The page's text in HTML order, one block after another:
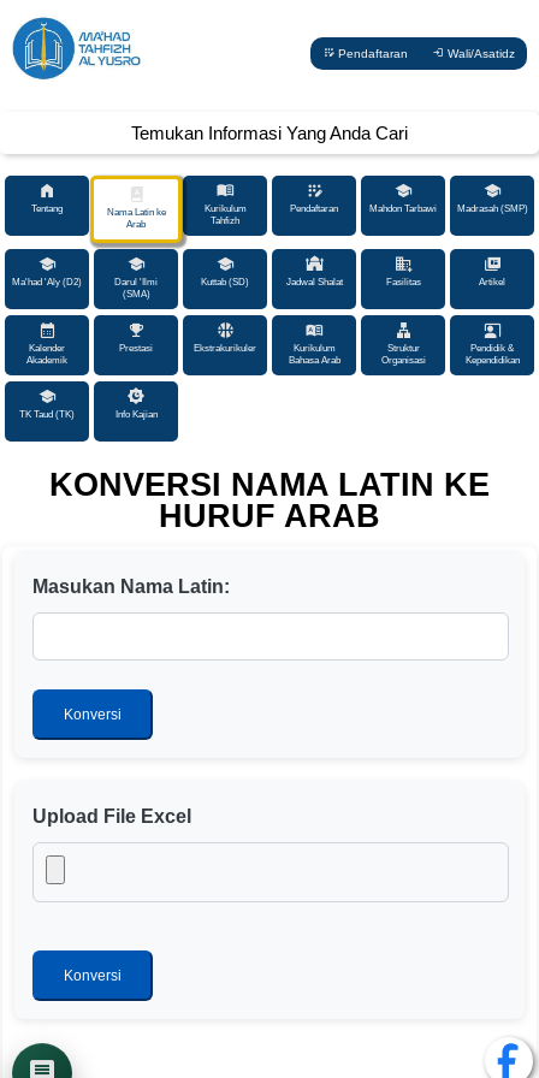
Pendaftaran Wali/Asatidz
Temukan Informasi Yang Anda Cari
Tentang
Nama Latin ke
Arab
Kurikulum
Tahfizh
Pendaftaran Mahdon Tarbawi Madrasah (SMP)
Ma'had 'Aly (D2)
Darul 'Ilmi
(SMA)
Kuttab (SD) Jadwal Shalat Fasilitas Artikel
Kalender
Akademik
Prestasi Ekstrakurikuler
Kurikulum
Bahasa Arab
Struktur
Organisasi
Pendidik &
Kependidikan
TK Taud (TK) Info Kajian
KONVERSI NAMA LATIN KE
HURUF ARAB
Masukan Nama Latin:
Konversi
Upload File Excel
Konversi